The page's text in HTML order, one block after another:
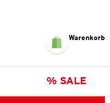
Warenkorb
% SALE